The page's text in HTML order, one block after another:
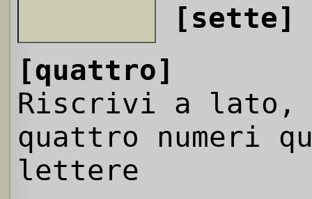
[sette]
[quattro]
Riscrivi a
quattro numeri
lettere